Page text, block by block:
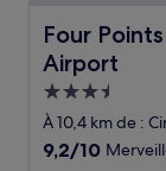
Four
Airport
Four Points
Hébergement
3.5 étoiles
À 10,4 km de :
9.2
9,2/10